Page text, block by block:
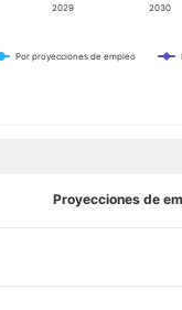
Por proyecciones de empleo
2029 2030
Proyecciones de